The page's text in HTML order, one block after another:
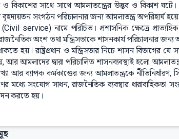
ও বিকাশের সাথে সাথে আমলাতন্ত্রের উদ্ভব ও বিকাশ
বৃহদায়তন সংগঠন পরিচালনার জন্য আমলাতন্ত্র অপরিহার্য
service) নামে পরিচিত। প্রশাসনিক ক্ষেত্রে
অংশ তথা মন্ত্রিসভাকে শাসনকার্য পরিচালনার
হয়। রাষ্ট্রপ্রধান ও মন্ত্রিসভার নিচে শাসন বিভাগের যে
আমলাদের দ্বারা পরিচালিত শাসনব্যবস্থাই হলো
ব্যাপক কর্মকাণ্ডের জন্য আমলাতন্ত্রকে নীতিনির্ধারণ,
মধ্যে সংযোগ সাধন, রাজনৈতিক ব্যবস্থার
করতে হয়।